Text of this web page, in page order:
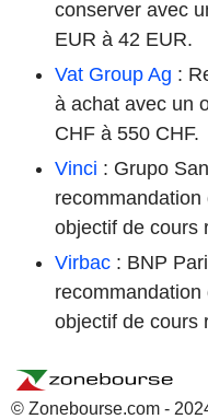
conserver avec
EUR à 42 EUR.
Vat Group Ag :
à achat avec un
CHF à 550 CHF.
Vinci : Grupo
objectif de cours
Virbac : BNP
objectif de cours
© Zonebourse.com -